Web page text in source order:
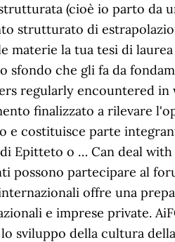
(cioè io parto da
strutturato di
la tua tesi di laurea
che gli fa da
regularly encountered in
finalizzato a rilevare
costituisce parte
Epitteto o … Can deal
possono partecipare al
offre una
e imprese private.
sviluppo della cultura